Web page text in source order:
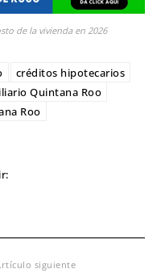
de la vivienda en 2026
créditos hipotecarios
Quintana Roo
Roo
siguiente